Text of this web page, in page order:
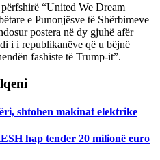
“United We Dream
e Punonjësve të Shërbimeve
postera në dy gjuhë afër
i i republikanëve që u bëjnë
fashiste të Trump-it”.
shtohen makinat elektrike
hap tender 20 milionë euro